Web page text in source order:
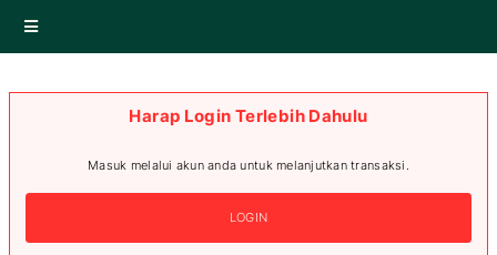
Harap Login Terlebih Dahulu
Masuk melalui akun anda untuk melanjutkan transaksi.
LOGIN